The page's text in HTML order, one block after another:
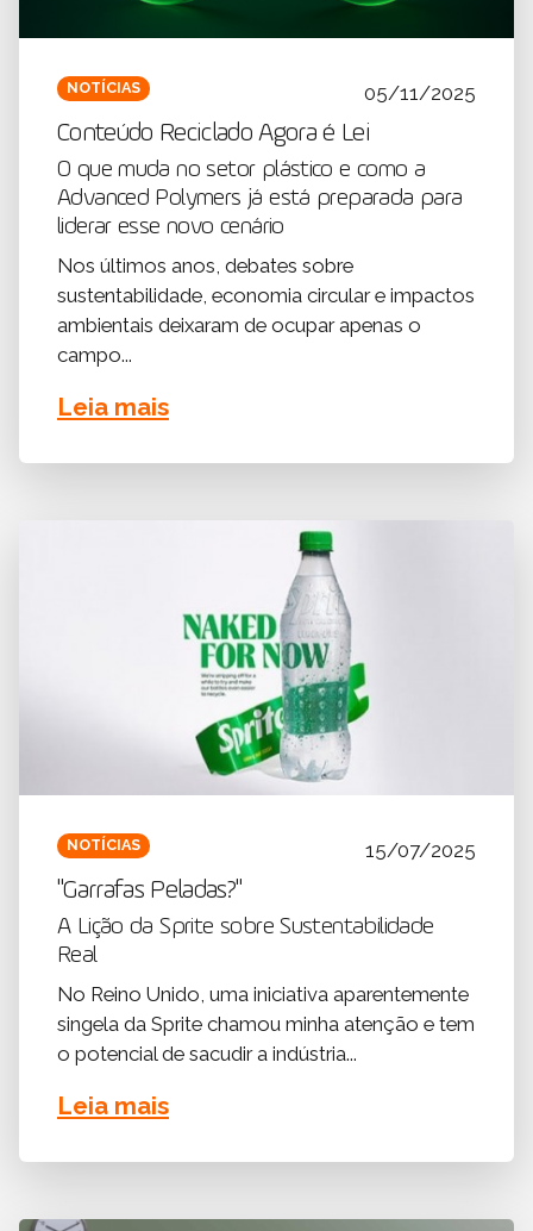
NOTÍCIAS 05/11/2025
Conteúdo Reciclado Agora é Lei
O que muda no setor plástico e como a
Advanced Polymers já está preparada para
liderar esse novo cenário
Nos últimos anos, debates sobre
sustentabilidade, economia circular e impactos
ambientais deixaram de ocupar apenas o
campo...
Leia mais
NOTÍCIAS 15/07/2025
"Garrafas Peladas?"
A Lição da Sprite sobre Sustentabilidade
Real
No Reino Unido, uma iniciativa aparentemente
singela da Sprite chamou minha atenção e tem
o potencial de sacudir a indústria...
Leia mais